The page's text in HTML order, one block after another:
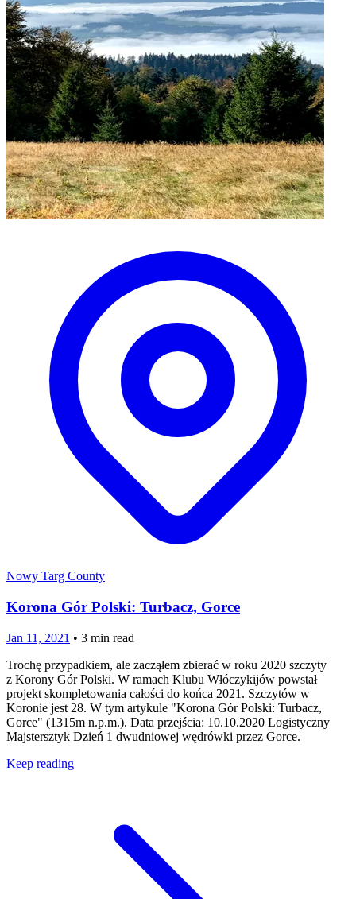
Nowy Targ County
Korona Gór Polski: Turbacz, Gorce
Jan 11, 2021 • 3 min read
Trochę przypadkiem, ale zacząłem zbierać w roku 2020 szczyty
z Korony Gór Polski. W ramach Klubu Włóczykijów powstał
projekt skompletowania całości do końca 2021. Szczytów w
Koronie jest 28. W tym artykule "Korona Gór Polski: Turbacz,
Gorce" (1315m n.p.m.). Data przejścia: 10.10.2020 Logistyczny
Majstersztyk Dzień 1 dwudniowej wędrówki przez Gorce.
Keep reading